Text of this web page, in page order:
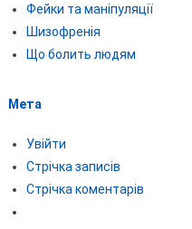
Фейки та маніпуляції
Шизофренія
Що болить людям
Мета
Увійти
Стрічка записів
Стрічка коментарів